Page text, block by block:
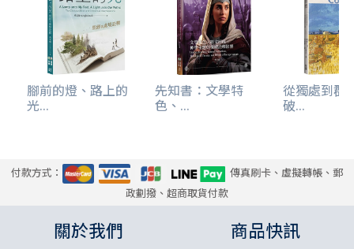
3. 第一段落2:1–6:12反思智慧、時間、人類社會與經濟環境 3
4.第二段落7:1–12:8反思真正的益處、智慧的有效性 365
5.結語12:9–14 381
傳道書問題與討論 382
2.雅歌的文學特色 392
3.雅歌的形成與歷史背景 399
5.雅歌的神學主題 404
腳前的燈、路上的
光...
先知書：文學特
色、...
從獨處到群
破...
付款方式：
傳真刷卡、虛擬轉帳、郵
政劃撥、超商取貨付款
關於我們 商品快訊